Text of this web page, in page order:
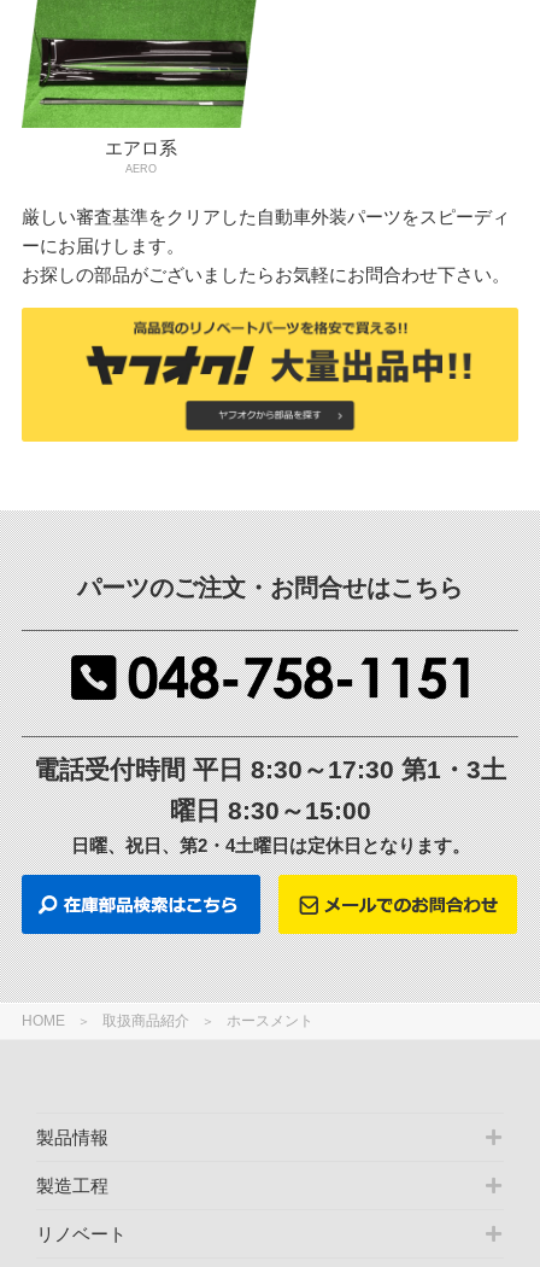
HOME 取扱商品紹介 ホースメント
エアロ系
AERO
厳しい審査基準をクリアした自動車外装パーツをスピーディ
ーにお届けします。
お探しの部品がございましたらお気軽にお問合わせ下さい。
パーツのご注文・お問合せはこちら
電話受付時間 平日 8:30～17:30 第1・3土
曜日 8:30～15:00
日曜、祝日、第2・4土曜日は定休日となります。
製品情報
製造工程
リノベート